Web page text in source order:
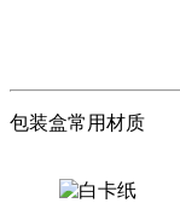
包装盒常用材质